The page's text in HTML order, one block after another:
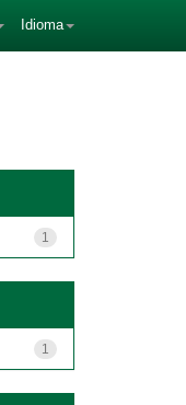
Idioma
1
1